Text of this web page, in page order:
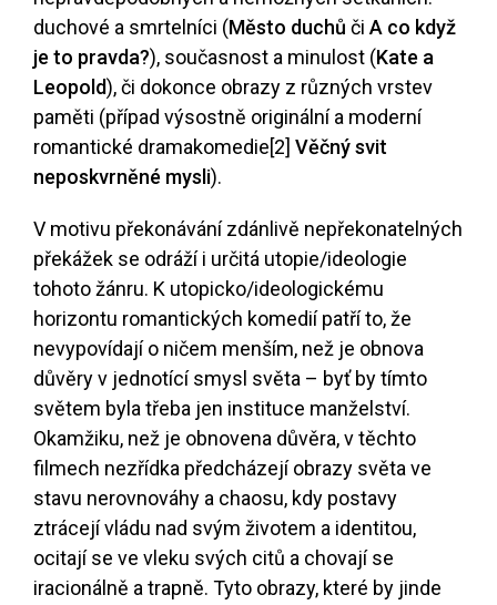
duchové a smrtelníci (Město duchů či A co když
je to pravda?), současnost a minulost (Kate a
Leopold), či dokonce obrazy z různých vrstev
paměti (případ výsostně originální a moderní
romantické dramakomedie[2] Věčný svit
neposkvrněné mysli).
V motivu překonávání zdánlivě nepřekonatelných
překážek se odráží i určitá utopie/ideologie
tohoto žánru. K utopicko/ideologickému
horizontu romantických komedií patří to, že
nevypovídají o ničem menším, než je obnova
důvěry v jednotící smysl světa – byť by tímto
světem byla třeba jen instituce manželství.
Okamžiku, než je obnovena důvěra, v těchto
filmech nezřídka předcházejí obrazy světa ve
stavu nerovnováhy a chaosu, kdy postavy
ztrácejí vládu nad svým životem a identitou,
ocitají se ve vleku svých citů a chovají se
iracionálně a trapně. Tyto obrazy, které by jinde